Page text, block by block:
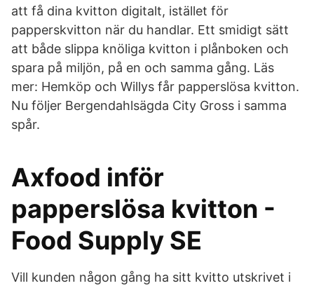
att få dina kvitton digitalt, istället för
papperskvitton när du handlar. Ett smidigt sätt
att både slippa knöliga kvitton i plånboken och
spara på miljön, på en och samma gång. Läs
mer: Hemköp och Willys får papperslösa kvitton.
Nu följer Bergendahlsägda City Gross i samma
spår.
Axfood inför
papperslösa kvitton -
Food Supply SE
Vill kunden någon gång ha sitt kvitto utskrivet i